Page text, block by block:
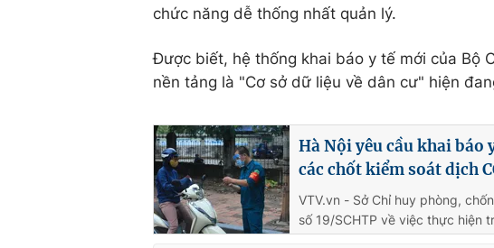
chức năng dễ thống nhất quản lý.
Được biết, hệ thống khai báo y tế mới của Bộ
nền tảng là "Cơ sở dữ liệu về dân cư" hiện
Hà Nội yêu cầu khai báo
các chốt kiểm soát dịch
VTV.vn - Sở Chỉ huy phòng,
số 19/SCHTP về việc thực hiện